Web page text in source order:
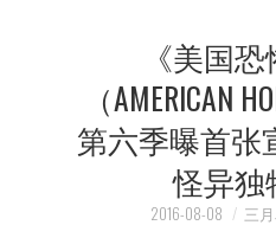
《美国恐
（AMERICAN
第六季曝首张
怪异独
2016-08-08 三